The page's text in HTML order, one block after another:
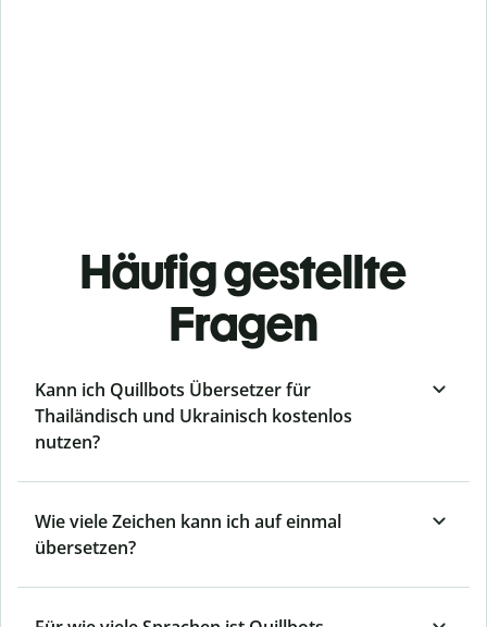
Häufig gestellte
Fragen
Kann ich Quillbots Übersetzer für
Thailändisch und Ukrainisch kostenlos
nutzen?
Wie viele Zeichen kann ich auf einmal
übersetzen?